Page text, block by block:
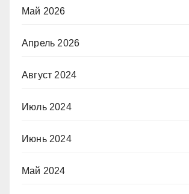
Май 2026
Апрель 2026
Август 2024
Июль 2024
Июнь 2024
Май 2024